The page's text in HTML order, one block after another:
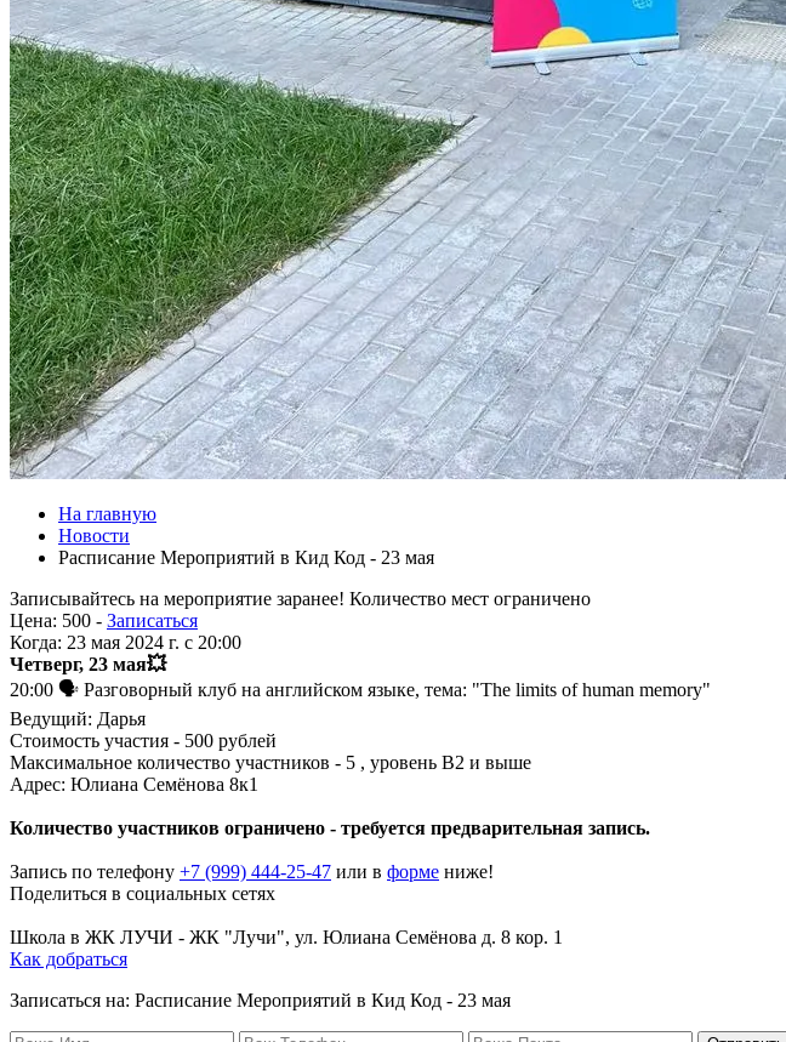
На главную
Новости
Расписание Мероприятий в Кид Код - 23 мая
Записывайтесь на мероприятие заранее! Количество мест ограничено
Цена: 500 - Записаться
Когда: 23 мая 2024 г. c 20:00
Четверг, 23 мая💥
20:00 🗣 Разговорный клуб на английском языке, тема: "The limits of human memory"
Ведущий: Дарья
Стоимость участия - 500 рублей
Максимальное количество участников - 5 , уровень B2 и выше
Адрес: Юлиана Семёнова 8к1
Количество участников ограничено - требуется предварительная запись.
Запись по телефону +7 (999) 444-25-47 или в форме ниже!
Поделиться в социальных сетях
Школа в ЖК ЛУЧИ - ЖК "Лучи", ул. Юлиана Семёнова д. 8 кор. 1
Как добраться
Записаться на: Расписание Мероприятий в Кид Код - 23 мая